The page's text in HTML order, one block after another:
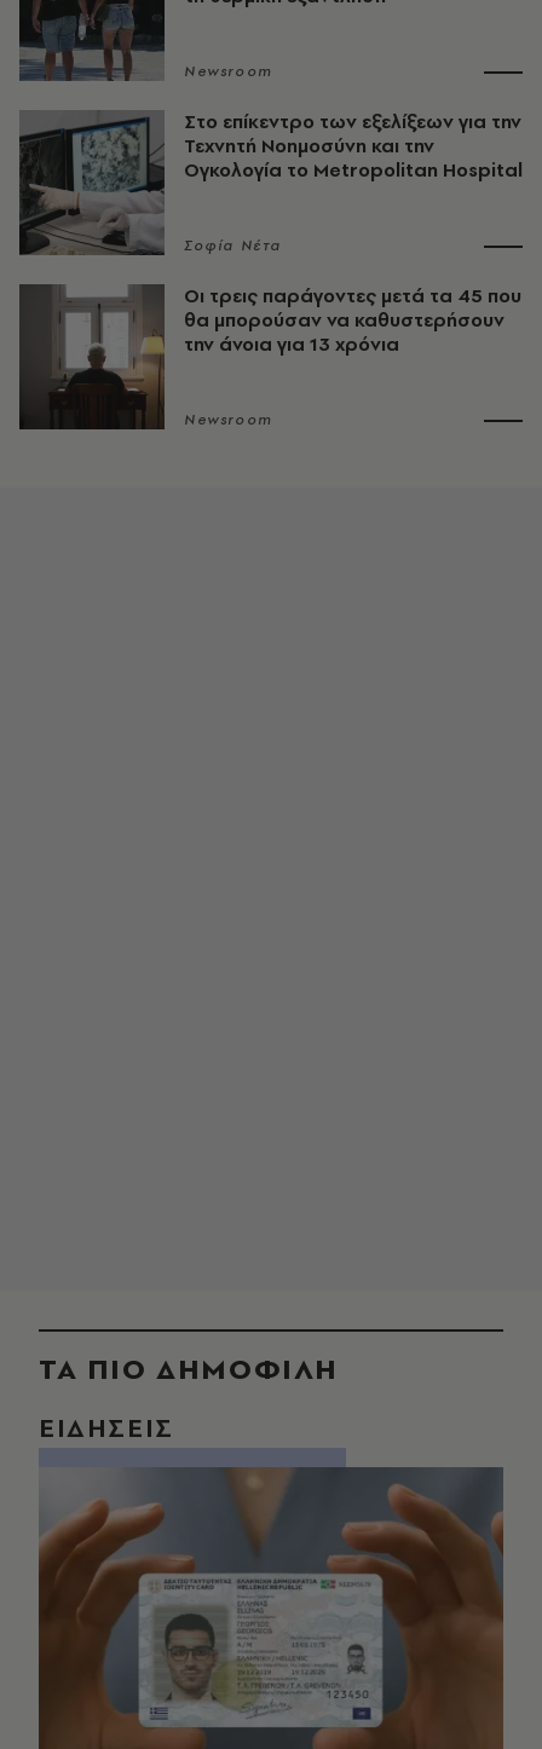
Newsroom
Στο επίκεντρο των εξελίξεων για την
Τεχνητή Νοημοσύνη και την
Ογκολογία το Metropolitan Hospital
Σοφία Νέτα
Οι τρεις παράγοντες μετά τα 45 που
θα μπορούσαν να καθυστερήσουν
την άνοια για 13 χρόνια
Newsroom
ΤΑ ΠΙΟ ΔΗΜΟΦΙΛΗ
ΕΙΔΗΣΕΙΣ